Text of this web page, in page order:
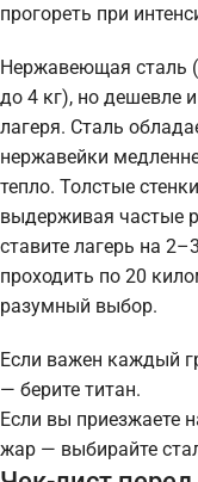
прогореть при
Нержавеющая сталь
до 4 кг), но дешевле
лагеря. Сталь
нержавейки
тепло. Толстые
выдерживая частые
ставите лагерь на
проходить по 20
разумный выбор.
Если важен каждый
— берите титан.
Если вы приезжаете
жар — выбирайте